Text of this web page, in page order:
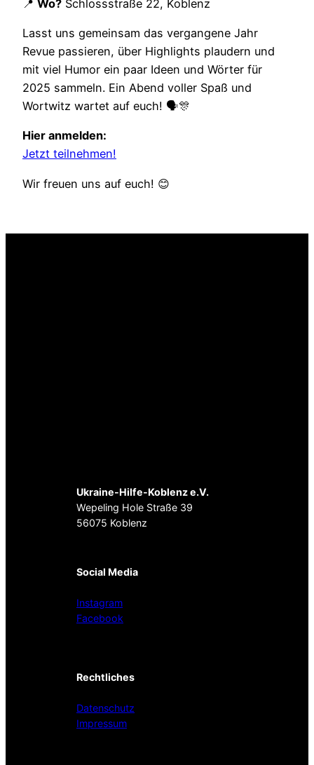
📍 Wo? Schlossstraße 22, Koblenz
Lasst uns gemeinsam das vergangene Jahr
Revue passieren, über Highlights plaudern und
mit viel Humor ein paar Ideen und Wörter für
2025 sammeln. Ein Abend voller Spaß und
Wortwitz wartet auf euch! 🗣🎊
Hier anmelden:
Jetzt teilnehmen!
Wir freuen uns auf euch! 😊
Ukraine-Hilfe-Koblenz e.V.
Wepeling Hole Straße 39
56075 Koblenz
Social Media
Instagram
Facebook
Rechtliches
Datenschutz
Impressum